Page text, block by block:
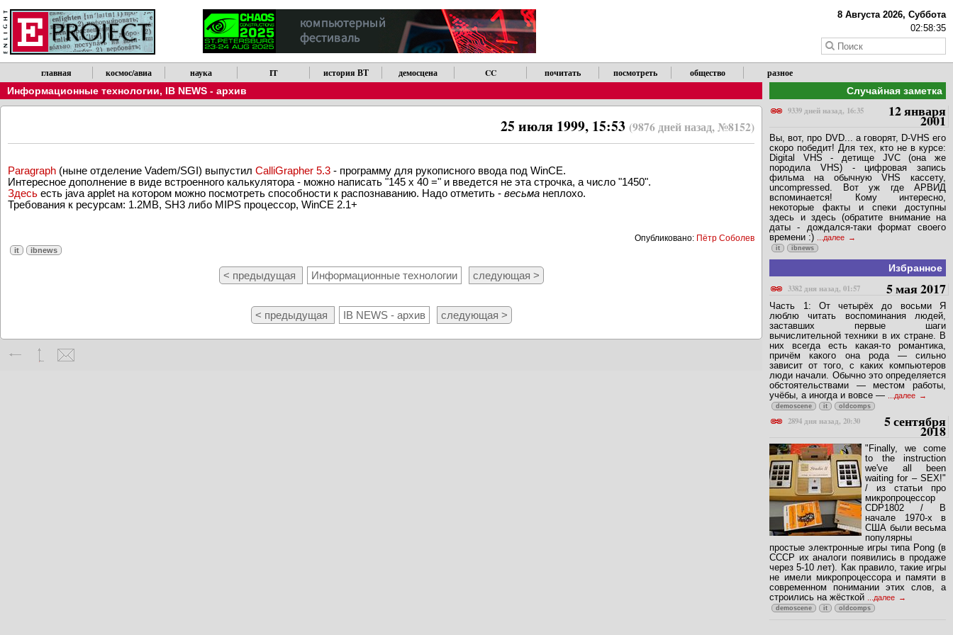
8 Августа 2026, Суббота
02:58:35
главная космос/авиа наука IT история ВТ демосцена CC почитать посмотреть общество разное
Информационные технологии, IB NEWS - архив
25 июля 1999, 15:53 (9876 дней назад, №8152)
Paragraph (ныне отделение Vadem/SGI) выпустил CalliGrapher 5.3 - программу для рукописного ввода под WinCE.
Интересное дополнение в виде встроенного калькулятора - можно написать "145 x 40 =" и введется не эта строчка, а число "1450".
Здесь есть java applet на котором можно посмотреть способности к распознаванию. Надо отметить - весьма неплохо.
Требования к ресурсам: 1.2MB, SH3 либо MIPS процессор, WinCE 2.1+
Опубликовано: Пётр Соболев
it ibnews
< предыдущая Информационные технологии следующая >
< предыдущая IB NEWS - архив следующая >
Случайная заметка
9339 дней назад, 16:35
12 января
2001
Вы, вот, про DVD... а говорят, D-VHS его
скоро победит! Для тех, кто не в курсе:
Digital VHS - детище JVC (она же
породила VHS) - цифровая запись
фильма на обычную VHS кассету,
uncompressed. Вот уж где АРВИД
вспоминается! Кому интересно,
некоторые факты и спеки доступны
здесь и здесь (обратите внимание на
даты - дождался-таки формат своего
времени :) ...далее
it ibnews
Избранное
3382 дня назад, 01:57
5 мая 2017
Часть 1: От четырёх до восьми Я
люблю читать воспоминания людей,
заставших первые шаги
вычислительной техники в их стране. В
них всегда есть какая-то романтика,
причём какого она рода — сильно
зависит от того, с каких компьютеров
люди начали. Обычно это определяется
обстоятельствами — местом работы,
учёбы, а иногда и вовсе —
...далее
demoscene it oldcomps
2894 дня назад, 20:30 5 сентября
2018
"Finally, we come
to the instruction
we've all been
waiting for – SEX!"
/ из статьи про
микропроцессор
CDP1802 / В
начале 1970-х в
США были весьма
популярны
простые электронные игры типа Pong (в
СССР их аналоги появились в продаже
через 5-10 лет). Как правило, такие игры
не имели микропроцессора и памяти в
современном понимании этих слов, а
строились на жёсткой
...далее
demoscene it oldcomps